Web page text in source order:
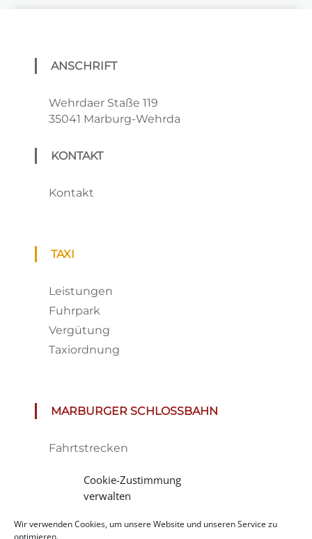
Cookie-Zustimmung
verwalten
Wir verwenden Cookies, um unsere Website und unseren Service zu
optimieren.
ANSCHRIFT
Wehrdaer Staße 119
35041 Marburg-Wehrda
KONTAKT
Kontakt
TAXI
Leistungen
Fuhrpark
Vergütung
Taxiordnung
MARBURGER SCHLOSSBAHN
Fahrtstrecken
Tickets
Impressionen